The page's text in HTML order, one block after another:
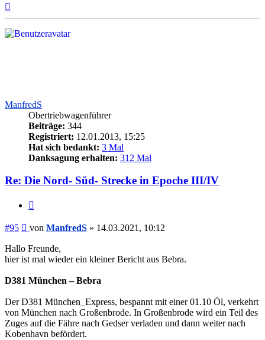
ManfredS
Obertriebwagenführer
Beiträge: 344
Registriert: 12.01.2013, 15:25
Hat sich bedankt: 3 Mal
Danksagung erhalten: 312 Mal
Re: Die Nord- Süd- Strecke in Epoche III/IV
#95 Beitrag
von ManfredS » 14.03.2021, 10:12
Hallo Freunde,
hier ist mal wieder ein kleiner Bericht aus Bebra.
D381 München – Bebra
Der D381 München_Express, bespannt mit einer 01.10 Öl, verkehrt
von München nach Großenbrode. In Großenbrode wird ein Teil des
Zuges auf die Fähre nach Gedser verladen und dann weiter nach
Kobenhavn befördert.